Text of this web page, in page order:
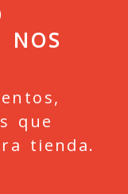
NOS
que
tienda.